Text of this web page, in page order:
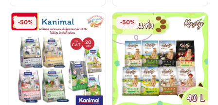
-50% -50%